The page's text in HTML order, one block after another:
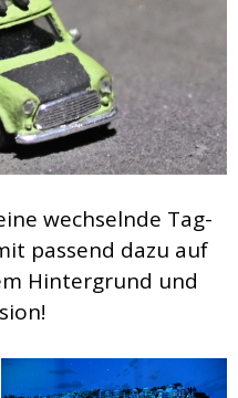
wechselnde Tag-
passend dazu auf
Hintergrund und